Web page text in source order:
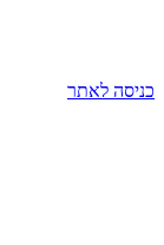
כניסה לאתר